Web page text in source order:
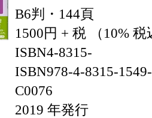
B6判・144頁
1500円 + 税 （10%
ISBN4-8315-
ISBN978-4-8315-
C0076
2019 年発行